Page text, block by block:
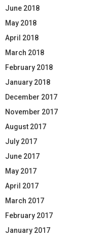
June 2018
May 2018
April 2018
March 2018
February 2018
January 2018
December 2017
November 2017
August 2017
July 2017
June 2017
May 2017
April 2017
March 2017
February 2017
January 2017